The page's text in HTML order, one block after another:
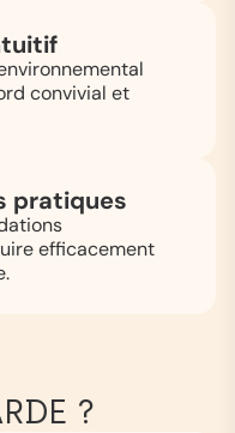
convivial et
pratiques
efficacement
?